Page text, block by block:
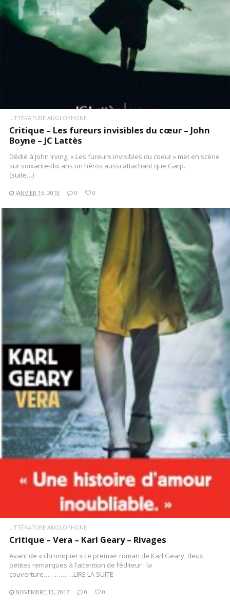
LITTÉRATURE ANGLOPHONE
Critique – Les fureurs invisibles du cœur – John
Boyne – JC Lattès
Dédié à John Irving, « Les fureurs invisibles du coeur » met en scène
sur soixante-dix ans un héros aussi attachant que Garp.
(suite…)
JANVIER 16, 2019 0 0
LIRE LA SUITE
LITTÉRATURE ANGLOPHONE
Critique – Vera – Karl Geary – Rivages
Avant de « chroniquer » ce premier roman de Karl Geary, deux
petites remarques à l’attention de l’éditeur : la
couverture…………….LIRE LA SUITE
NOVEMBRE 13, 2017 0 0